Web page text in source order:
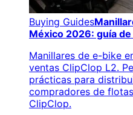
Buying Guides
México 2026: guía
Manillares de e-bike
ventas ClipClop L2.
prácticas para
compradores de
ClipClop.